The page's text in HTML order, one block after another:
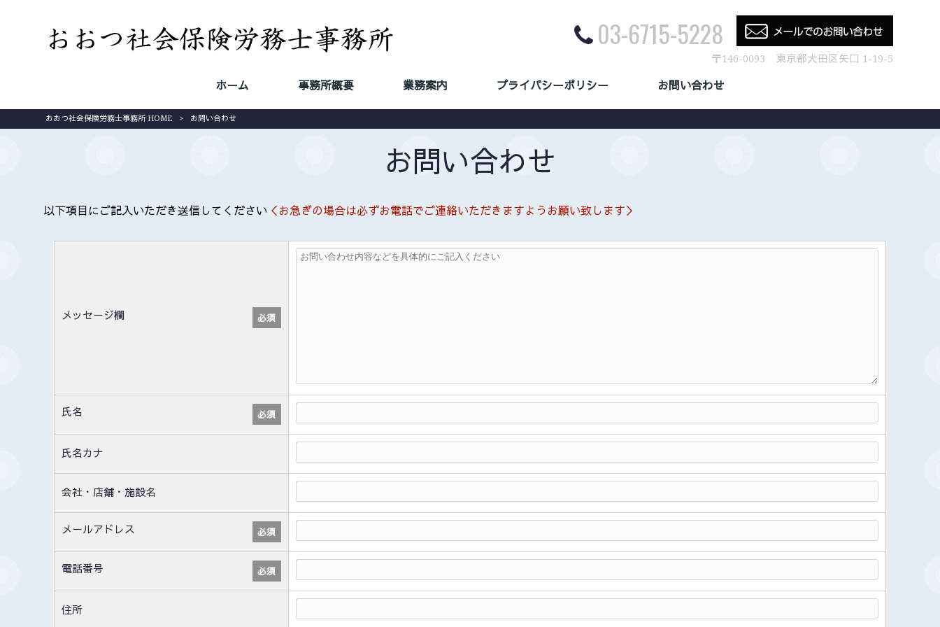
03-6715-5228
〒146-0093 東京都大田区矢口 1-19-5
ホーム 事務所概要 業務案内 プライバシーポリシー お問い合わせ
おおつ社会保険労務士事務所 HOME > お問い合わせ
お問い合わせ
以下項目にご記入いただき送信してください ＜お急ぎの場合は必ずお電話でご連絡いただきますようお願い致します＞
メッセージ欄 必須
氏名 必須
氏名カナ
会社・店舗・施設名
メールアドレス 必須
電話番号 必須
住所